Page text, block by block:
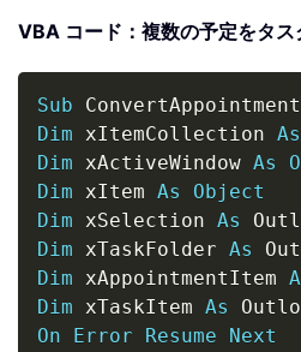
VBA コード：複数の予定をタス
Sub
Dim xItemCollection As
Dim xActiveWindow As
Dim xItem As
Object
Dim xSelection As
Dim xTaskFolder As
Dim xAppointmentItem
Dim xTaskItem As
On
Error Resume
Next